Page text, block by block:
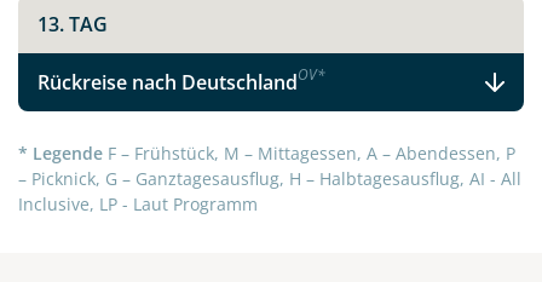
13. TAG
Rückreise nach DeutschlandOV*
* Legende F – Frühstück, M – Mittagessen, A – Abendessen, P
– Picknick, G – Ganztagesausflug, H – Halbtagesausflug, AI - All
Inclusive, LP - Laut Programm